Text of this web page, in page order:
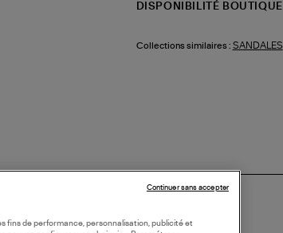
DISPONIBILITÉ BOUTIQUE
Collections similaires : SANDALES
fins de performance, personnalisation, publicité et
Continuer sans accepter